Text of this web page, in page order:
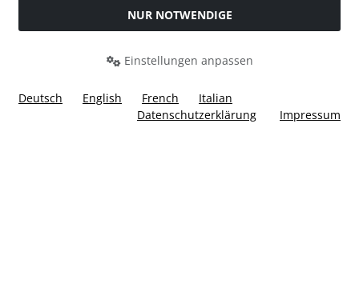
WiderrufsformularNUR NOTWENDIGE
Einstellungen anpassen
Deutsch English French
Italian
Datenschutzerklärung
Impressum